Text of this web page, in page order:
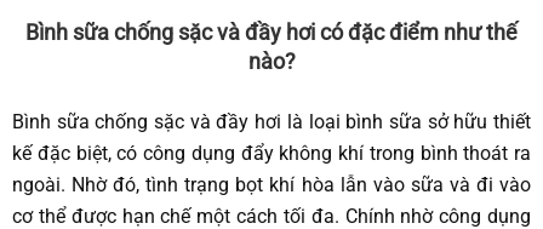
Bình sữa chống sặc và đầy hơi có đặc điểm như thế
nào?
Bình sữa chống sặc và đầy hơi là loại bình sữa sở hữu thiết
kế đặc biệt, có công dụng đẩy không khí trong bình thoát ra
ngoài. Nhờ đó, tình trạng bọt khí hòa lẫn vào sữa và đi vào
cơ thể được hạn chế một cách tối đa. Chính nhờ công dụng